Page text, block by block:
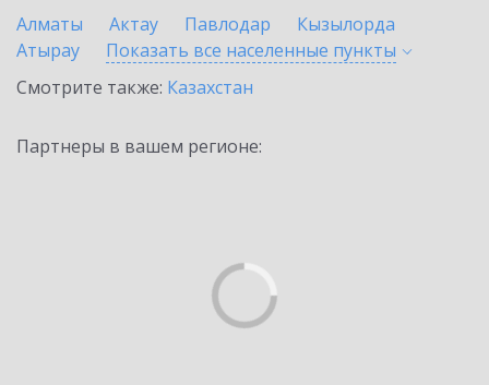
Алматы
Актау Павлодар
Кызылорда
Атырау
Показать все населенные пункты
Смотрите также: Казахстан
Партнеры в вашем регионе: